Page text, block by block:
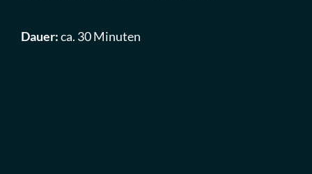
Dauer:ca. 30 Minuten